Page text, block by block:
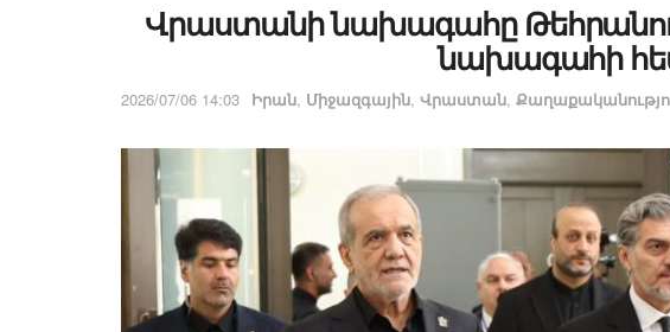
Վրաստանի նախագահը
նախագահի
2026/07/06 14:03 Իրան, Միջազգային, Վրաստան,